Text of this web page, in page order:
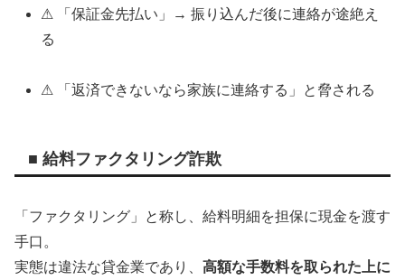
⚠ 「保証金先払い」→ 振り込んだ後に連絡が途絶え
る
⚠ 「返済できないなら家族に連絡する」と脅される
■ 給料ファクタリング詐欺
「ファクタリング」と称し、給料明細を担保に現金を渡す
手口。
実態は違法な貸金業であり、 高額な手数料を取られた上に